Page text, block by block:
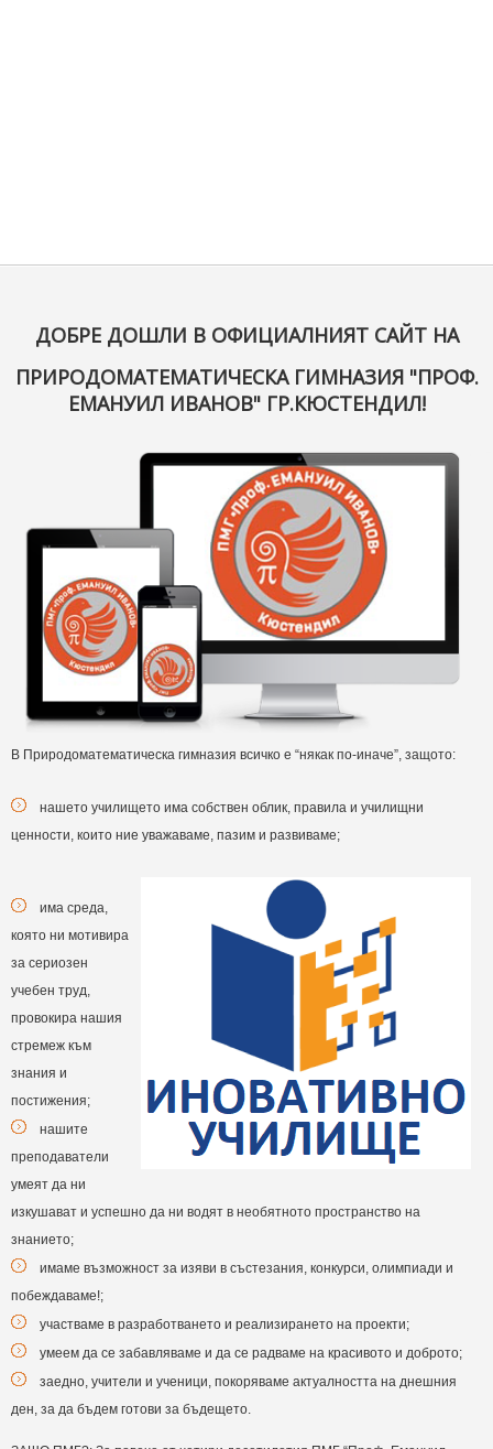
ДОБРЕ ДОШЛИ В ОФИЦИАЛНИЯТ САЙТ НА
ПРИРОДОМАТЕМАТИЧЕСКА ГИМНАЗИЯ "ПРОФ.
ЕМАНУИЛ ИВАНОВ" ГР.КЮСТЕНДИЛ!
В Природоматематическа гимназия всичко е “някак по-иначе”, защото:
нашето училището има собствен облик, правила и училищни
ценности, които ние уважаваме, пазим и развиваме;
има среда,
която ни мотивира
за сериозен
учебен труд,
провокира нашия
стремеж към
знания и
постижения;
нашите
преподаватели
умеят да ни
изкушават и успешно да ни водят в необятното пространство на
знанието;
имаме възможност за изяви в състезания, конкурси, олимпиади и
побеждаваме!;
участваме в разработването и реализирането на проекти;
умеем да се забавляваме и да се радваме на красивото и доброто;
заедно, учители и ученици, покоряваме актуалността на днешния
ден, за да бъдем готови за бъдещето.